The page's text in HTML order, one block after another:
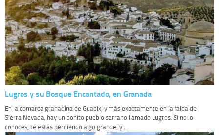
Lugros y su Bosque Encantado, en Granada
En la comarca granadina de Guadix, y más exactamente en la falda de
Sierra Nevada, hay un bonito pueblo serrano llamado Lugros. Si no lo
conoces, te estás perdiendo algo grande, y...